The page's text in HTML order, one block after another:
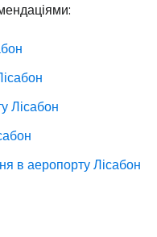
Лісабон
в аеропорту Лісабон